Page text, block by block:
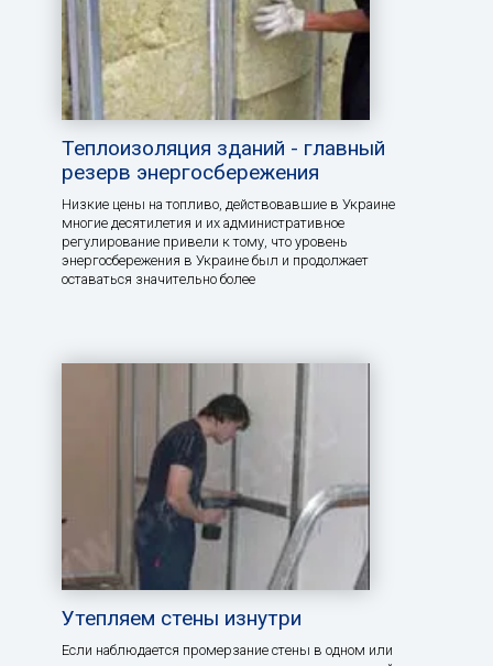
Теплоизоляция зданий - главный
резерв энергосбережения
Низкие цены на топливо, действовавшие в Украине
многие десятилетия и их административное
регулирование привели к тому, что уровень
энергосбережения в Украине был и продолжает
оставаться значительно более
Утепляем стены изнутри
Если наблюдается промерзание стены в одном или